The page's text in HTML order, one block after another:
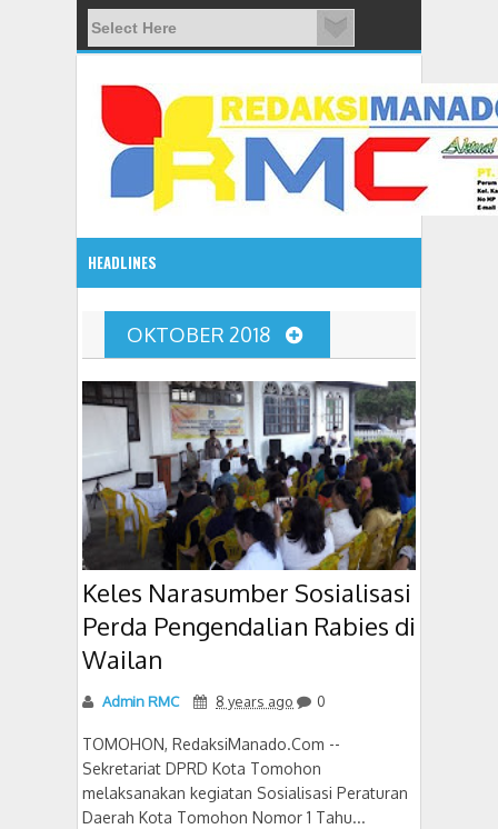
HEADLINES
08:03 AM
ADVETORIAL JONRU GANTIKAN MONO PIMPIN DPRD
OKTOBER 2018
Keles Narasumber Sosialisasi
Perda Pengendalian Rabies di
Wailan
Admin RMC 8 years ago 0
TOMOHON, RedaksiManado.Com --
Sekretariat DPRD Kota Tomohon
melaksanakan kegiatan Sosialisasi Peraturan
Daerah Kota Tomohon Nomor 1 Tahu...